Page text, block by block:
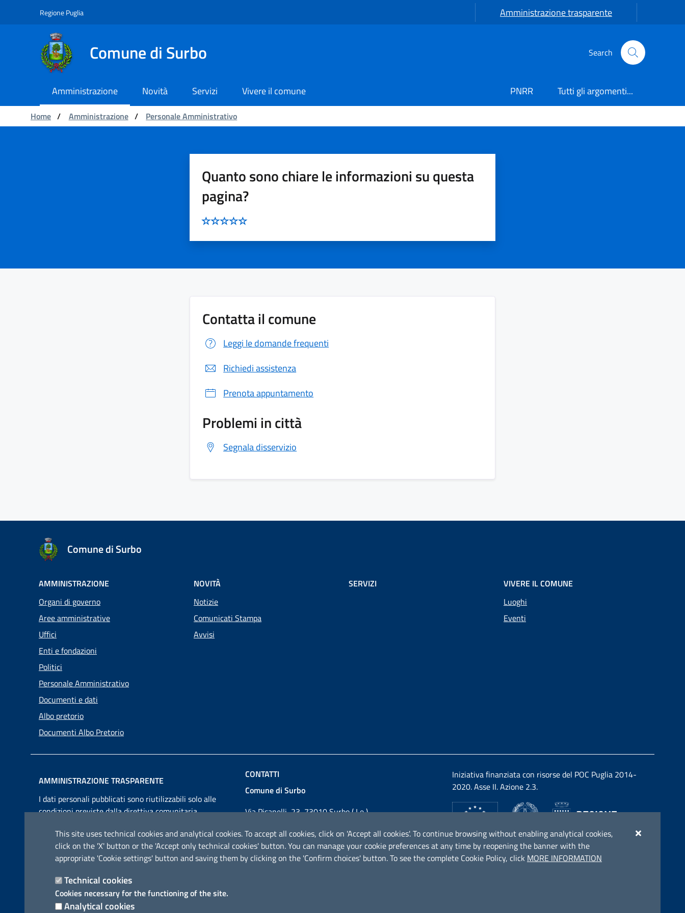
Navigation
Skip to Content
This site uses technical cookies and analytical cookies. To accept all cookies, click on 'Accept all cookies'. To continue browsing without enabling analytical cookies,
click on the 'X' button or the 'Accept only technical cookies' button. You can manage your cookie preferences at any time by reopening the banner with the
appropriate 'Cookie settings' button and saving them by clicking on the 'Confirm choices' button. To see the complete Cookie Policy, click MORE INFORMATION
Technical cookies
Cookies necessary for the functioning of the site.
Analytical cookies
Regione Puglia Amministrazione trasparente
Comune di Surbo Search
Amministrazione Novità Servizi Vivere il comune PNRR
Tutti gli argomenti...
You are:
Home / Amministrazione / Personale Amministrativo
Quanto sono chiare le informazioni su questa
pagina?
Contatta il comune
Leggi le domande frequenti
Richiedi assistenza
Prenota appuntamento
Problemi in città
Segnala disservizio
Comune di Surbo
AMMINISTRAZIONE
Organi di governo
Aree amministrative
Uffici
Enti e fondazioni
Politici
Personale Amministrativo
Documenti e dati
Albo pretorio
Documenti Albo Pretorio
NOVITÀ
Notizie
Comunicati Stampa
Avvisi
SERVIZI
VIVERE IL COMUNE
Luoghi
Eventi
AMMINISTRAZIONE TRASPARENTE
I dati personali pubblicati sono riutilizzabili solo alle
condizioni previste dalla direttiva comunitaria
CONTATTI
Comune di Surbo
Via Pisanelli, 23, 73010 Surbo ( Le )
Telefono: 0832 360800
Fax: 0832 360821
Email:comunesurbo@pec.it
Iniziativa finanziata con risorse del POC Puglia 2014-
2020. Asse II. Azione 2.3.